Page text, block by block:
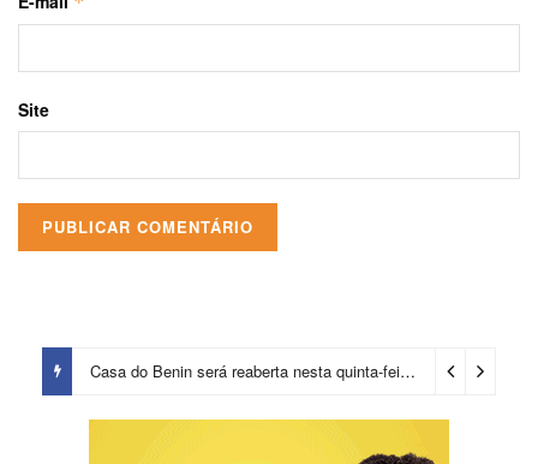
Site
Casa do Benin será reaberta nesta quinta-feira (6) 3 dias ago